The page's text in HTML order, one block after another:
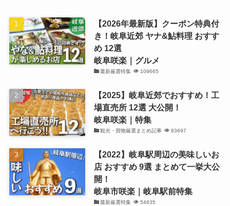
【2026年最新版】クーポン特典付
き！岐阜近郊 ヤナ&鮎料理 おすす
め 12選
岐阜咲楽｜グルメ
最新厳選特集 109665
【2025】岐阜近郊でおすすめ！工
場直売所 12選 大公開！
岐阜咲楽｜特集
観光・買物厳選まとめ記事 83697
【2022】岐阜駅周辺の美味しいお
店 おすすめ 9選 まとめて一挙大公
開！
岐阜市咲楽｜岐阜駅前特集
最新厳選特集 54635